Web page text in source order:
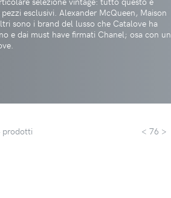
esclusivi. Alexander McQueen, Maison
sono i brand del lusso che Catalove ha
e dai must have firmati Chanel; osa con un
prodotti < 76 >